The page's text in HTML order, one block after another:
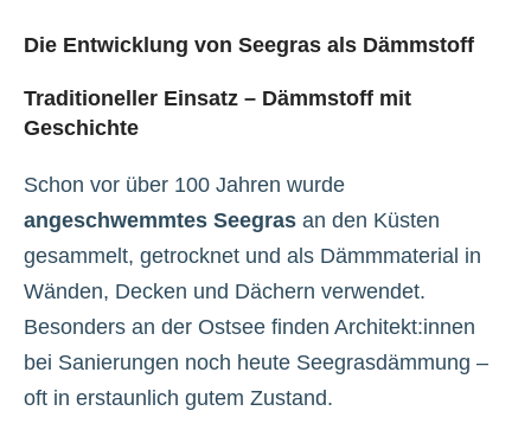
Die Entwicklung von Seegras als Dämmstoff
Traditioneller Einsatz – Dämmstoff mit
Geschichte
Schon vor über 100 Jahren wurde
angeschwemmtes Seegras an den Küsten
gesammelt, getrocknet und als Dämmmaterial in
Wänden, Decken und Dächern verwendet.
Besonders an der Ostsee finden Architekt:innen
bei Sanierungen noch heute Seegrasdämmung –
oft in erstaunlich gutem Zustand.